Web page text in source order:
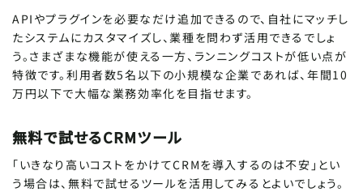
APIやプラグインを必要なだけ追加できるので、自社にマッチし
たシステムにカスタマイズし、業種を問わず活用できるでしょ
う。さまざまな機能が使える一方、ランニングコストが低い点が
特徴です。利用者数5名以下の小規模な企業であれば、年間10
万円以下で大幅な業務効率化を目指せます。
無料で試せるCRMツール
「いきなり高いコストをかけてCRMを導入するのは不安」とい
う場合は、無料で試せるツールを活用してみるとよいでしょう。